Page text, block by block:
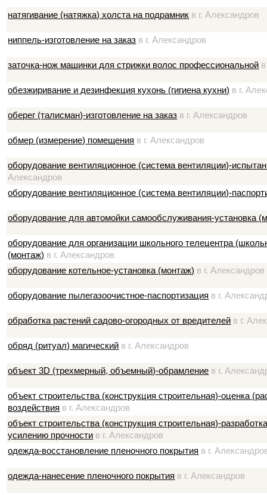
натягивание (натяжка) холста на подрамник в г. Александров
ниппель-изготовление на заказ в г. Александров
заточка-нож машинки для стрижки волос профессиональной
обезжиривание и дезинфекция кухонь (гигиена кухни) в г.
оберег (талисман)-изготовление на заказ в г. Александров
обмер (измерение) помещения в г. Александров
оборудование вентиляционное (система вентиляции)-
Александров
оборудование вентиляционное (система вентиляции)-
оборудование для автомойки самообслуживания-установка
оборудование для организации школьного телецентра
(монтаж) в г. Александров
оборудование котельное-установка (монтаж) в г. Александров
оборудование пылегазоочистное-паспортизация в г.
обработка растений садово-огородных от вредителей в г.
обряд (ритуал) магический в г. Александров
объект 3D (трехмерный, объемный)-обрамление в г.
объект строительства (конструкция строительная)-оценка
воздействия в г. Александров
объект строительства (конструкция строительная)-
усилению прочности в г. Александров
одежда-восстановление пленочного покрытия в г.
одежда-нанесение пленочного покрытия в г. Александров